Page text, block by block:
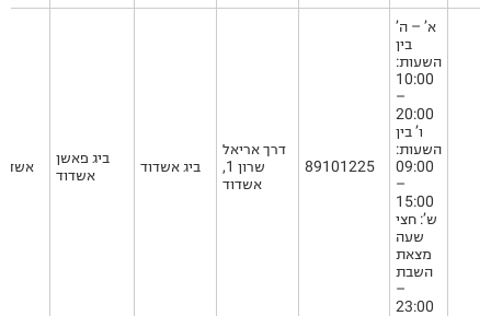
ביג פאשן
אשדוד
ביג אשדוד
דרך אריאל
שרון 1,
אשדוד
89101225
א’ – ה’
בין
השעות:
10:00
–
20:00
ו’ בין
השעות:
09:00
–
15:00
ש’: חצי
שעה
מצאת
השבת
–
23:00